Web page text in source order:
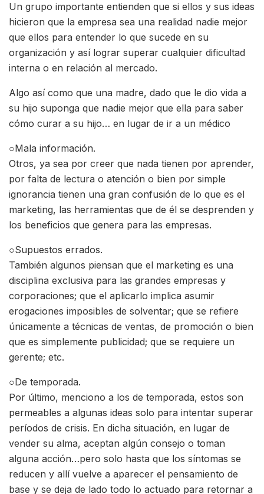
Un grupo importante entienden que si ellos y sus ideas
hicieron que la empresa sea una realidad nadie mejor
que ellos para entender lo que sucede en su
organización y así lograr superar cualquier dificultad
interna o en relación al mercado.
Algo así como que una madre, dado que le dio vida a
su hijo suponga que nadie mejor que ella para saber
cómo curar a su hijo… en lugar de ir a un médico
○Mala información.
Otros, ya sea por creer que nada tienen por aprender,
por falta de lectura o atención o bien por simple
ignorancia tienen una gran confusión de lo que es el
marketing, las herramientas que de él se desprenden y
los beneficios que genera para las empresas.
○Supuestos errados.
También algunos piensan que el marketing es una
disciplina exclusiva para las grandes empresas y
corporaciones; que el aplicarlo implica asumir
erogaciones imposibles de solventar; que se refiere
únicamente a técnicas de ventas, de promoción o bien
que es simplemente publicidad; que se requiere un
gerente; etc.
○De temporada.
Por último, menciono a los de temporada, estos son
permeables a algunas ideas solo para intentar superar
períodos de crisis. En dicha situación, en lugar de
vender su alma, aceptan algún consejo o toman
alguna acción…pero solo hasta que los síntomas se
reducen y allí vuelve a aparecer el pensamiento de
base y se deja de lado todo lo actuado para retornar a